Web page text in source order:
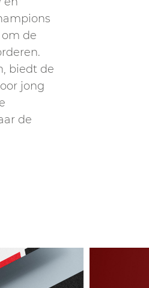
de
biedt de
jong
de